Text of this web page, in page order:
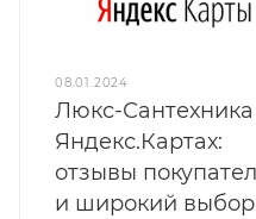
08.01.2024
Люкс-Сантехника
Яндекс.Картах:
отзывы
и широкий выбор